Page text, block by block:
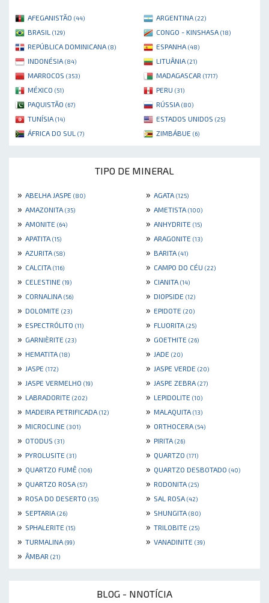
AFEGANISTÃO (44) ARGENTINA (22)
BRASIL (129) CONGO - KINSHASA (18)
REPÚBLICA DOMINICANA (8) ESPANHA (48)
INDONÉSIA (84) LITUÂNIA (21)
MARROCOS (353) MADAGASCAR (1717)
MÉXICO (51) PERU (31)
PAQUISTÃO (67) RÚSSIA (80)
TUNÍSIA (14) ESTADOS UNIDOS (25)
ÁFRICA DO SUL (7) ZIMBÁBUE (6)
TIPO DE MINERAL
» ABELHA JASPE (80) » AGATA (125)
» AMAZONITA (35) » AMETISTA (100)
» AMONITE (64) » ANHYDRITE (15)
» APATITA (15) » ARAGONITE (13)
» AZURITA (58) » BARITA (41)
» CALCITA (116) » CAMPO DO CÉU (22)
» CELESTINE (19) » CIANITA (14)
» CORNALINA (56) » DIOPSIDE (12)
» DOLOMITE (23) » EPIDOTE (20)
» ESPECTRÓLITO (11) » FLUORITA (25)
» GARNIÈRITE (23) » GOETHITE (26)
» HEMATITA (18) » JADE (20)
» JASPE (172) » JASPE VERDE (20)
» JASPE VERMELHO (19) » JASPE ZEBRA (27)
» LABRADORITE (202) » LEPIDOLITE (10)
» MADEIRA PETRIFICADA (12) » MALAQUITA (13)
» MICROCLINE (301) » ORTHOCERA (54)
» OTODUS (31) » PIRITA (26)
» PYROLUSITE (31) » QUARTZO (171)
» QUARTZO FUMÊ (106) » QUARTZO DESBOTADO (40)
» QUARTZO ROSA (57) » RODONITA (25)
» ROSA DO DESERTO (35) » SAL ROSA (42)
» SEPTARIA (26) » SHUNGITA (80)
» SPHALERITE (15) » TRILOBITE (25)
» TURMALINA (99) » VANADINITE (39)
» ÂMBAR (21)
BLOG - NNOTÍCIA